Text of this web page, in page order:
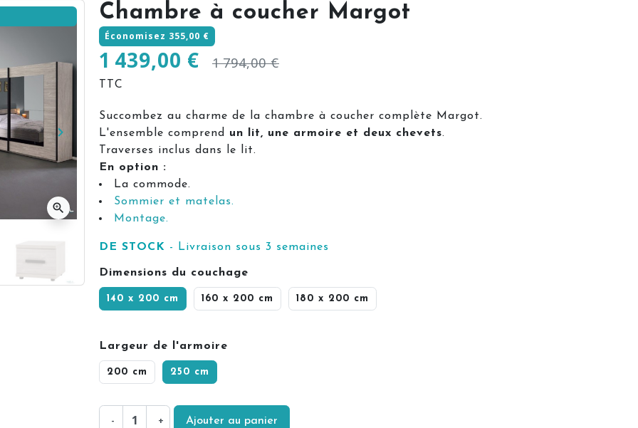
Suivant
keyboard_arrow_right
zoom_in
Chambre à coucher Margot
Économisez 355,00 €
1 439,00 € 1 794,00 €
TTC
Succombez au charme de la chambre à coucher complète Margot.
L'ensemble comprend un lit, une armoire et deux chevets.
Traverses inclus dans le lit.
En option :
La commode.
Sommier et matelas.
Montage.
DE STOCK - Livraison sous 3 semaines
Dimensions du couchage
140 x 200 cm 160 x 200 cm 180 x 200 cm
Largeur de l'armoire
200 cm 250 cm
- + Ajouter au panier